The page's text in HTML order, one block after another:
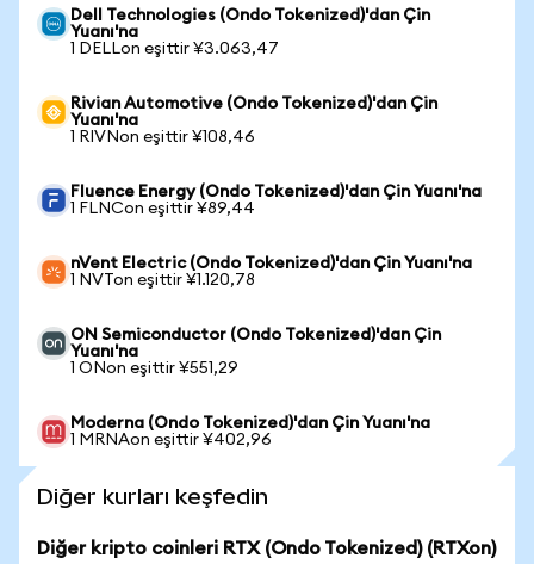
Dell Technologies (Ondo Tokenized)'dan Çin
Yuanı'na
1 DELLon eşittir ¥3.063,47
Rivian Automotive (Ondo Tokenized)'dan Çin
Yuanı'na
1 RIVNon eşittir ¥108,46
Fluence Energy (Ondo Tokenized)'dan Çin Yuanı'na
1 FLNCon eşittir ¥89,44
nVent Electric (Ondo Tokenized)'dan Çin Yuanı'na
1 NVTon eşittir ¥1.120,78
ON Semiconductor (Ondo Tokenized)'dan Çin
Yuanı'na
1 ONon eşittir ¥551,29
Moderna (Ondo Tokenized)'dan Çin Yuanı'na
1 MRNAon eşittir ¥402,96
Diğer kurları keşfedin
Diğer kripto coinleri RTX (Ondo Tokenized) (RTXon)